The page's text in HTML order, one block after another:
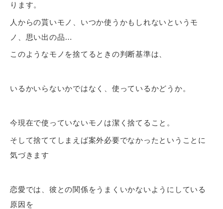
ります。
人からの貰いモノ、いつか使うかもしれないというモ
ノ、思い出の品…
このようなモノを捨てるときの判断基準は、
いるかいらないかではなく、使っているかどうか。
今現在で使っていないモノは潔く捨てること。
そして捨ててしまえば案外必要でなかったということに
気づきます
恋愛では、彼との関係をうまくいかないようにしている
原因を